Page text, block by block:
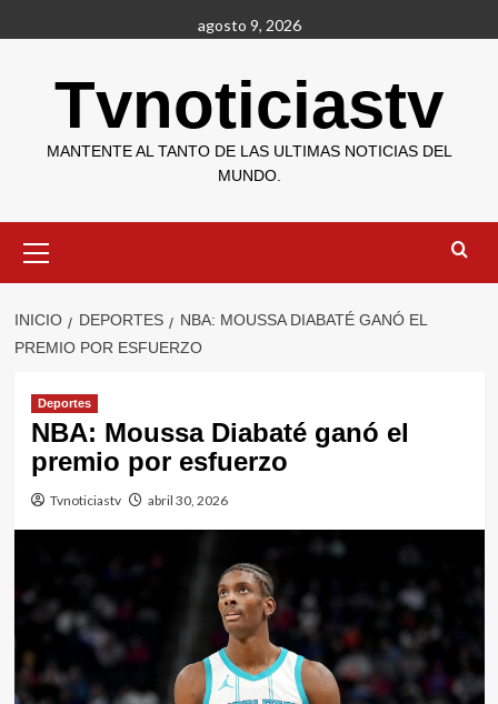
al
agosto 9, 2026
Tvnoticiastv
MANTENTE AL TANTO DE LAS ULTIMAS NOTICIAS DEL
MUNDO.
primario
INICIO DEPORTES
NBA: MOUSSA DIABATÉ GANÓ EL
PREMIO POR ESFUERZO
Deportes
NBA: Moussa Diabaté ganó el
premio por esfuerzo
Tvnoticiastv abril 30, 2026